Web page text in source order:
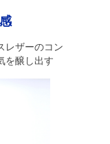
レザーのコン
を醸し出す